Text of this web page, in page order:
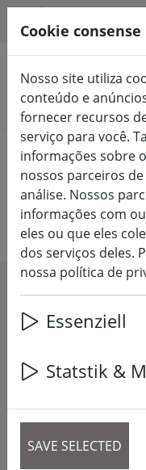
Pesquisar produtos
Home Luzes de
Design de
29 articles
Cookie consense
Nosso site utiliza
conteúdo e
fornecer recursos
serviço para você.
informações sobre
nossos parceiros
análise. Nossos
informações com
eles ou que eles
dos serviços deles.
nossa política de
Essenziell
Statstik &
SAVE SELECTED